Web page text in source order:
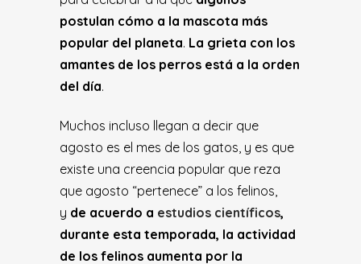
postulan cómo a la mascota más
popular del planeta. La grieta con los
amantes de los perros está a la orden
del día.
Muchos incluso llegan a decir que
agosto es el mes de los gatos, y es que
existe una creencia popular que reza
que agosto “pertenece” a los felinos,
y de acuerdo a estudios científicos,
durante esta temporada, la actividad
de los felinos aumenta por la